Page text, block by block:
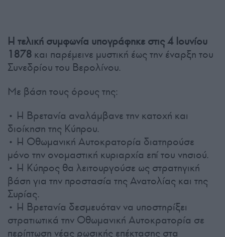
Η τελική συμφωνία υπογράφηκε στις 4 Ιουνίου
1878 και παρέμεινε μυστική έως την έναρξη του
Συνεδρίου του Βερολίνου.
Με βάση τους όρους της:
• Η Βρετανία αναλάμβανε την κατοχή και
διοίκηση της Κύπρου.
• Η Οθωμανική Αυτοκρατορία διατηρούσε
μόνο την ονομαστική κυριαρχία επί του νησιού.
• Η Κύπρος θα λειτουργούσε ως στρατηγική
βάση για την προστασία της Ανατολίας και της
Συρίας.
• Η Βρετανία δεσμευόταν να υποστηρίξει
στρατιωτικά την Οθωμανική Αυτοκρατορία σε
περίπτωση νέας ρωσικής επέκτασης στα